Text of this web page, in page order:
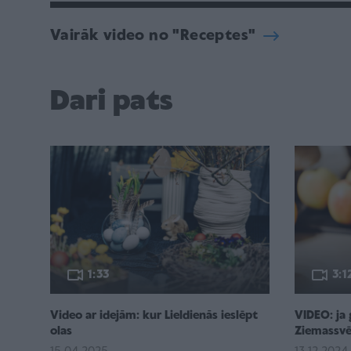
Vairāk video no "Receptes"
Dari pats
1:33
Video ar idejām: kur Lieldienās ieslēpt
olas
VIDEO: